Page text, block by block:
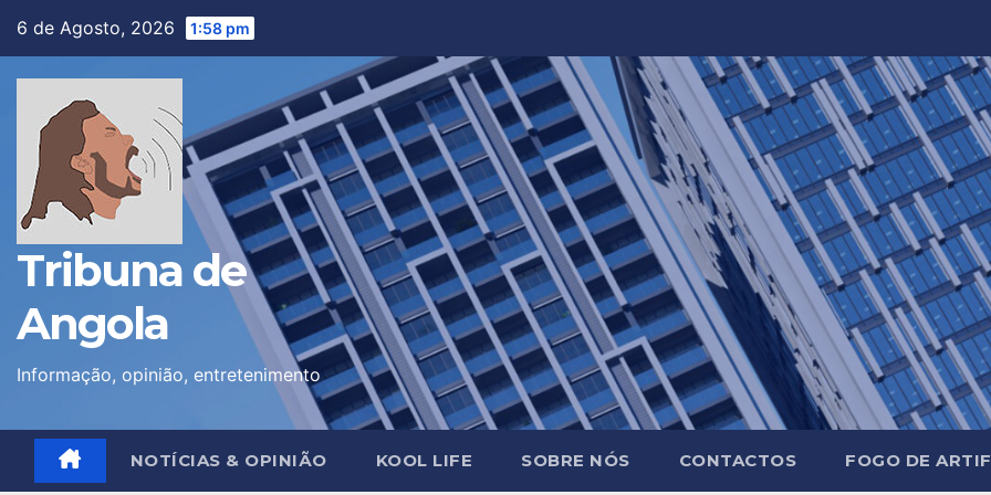
6 de Agosto, 2026 1:58 pm
Tribuna de
Angola
Informação, opinião, entretenimento
NOTÍCIAS & OPINIÃO KOOL LIFE SOBRE NÓS CONTACTOS FOGO DE